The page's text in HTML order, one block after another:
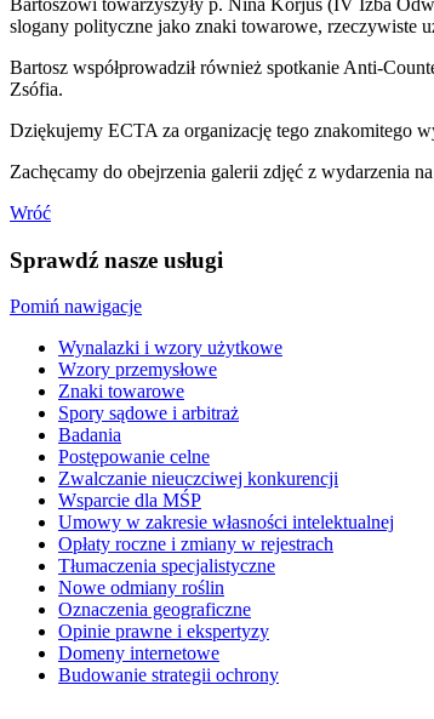
slogany polityczne jako znaki towarowe, rzeczywiste
Bartosz współprowadził również spotkanie Anti-
Zsófia.
Dziękujemy ECTA za organizację tego znakomitego
Zachęcamy do obejrzenia galerii zdjęć z wydarzenia
Wróć
Sprawdź nasze usługi
Pomiń nawigacje
Wynalazki i wzory użytkowe
Wzory przemysłowe
Znaki towarowe
Spory sądowe i arbitraż
Badania
Postępowanie celne
Zwalczanie nieuczciwej konkurencji
Wsparcie dla MŚP
Umowy w zakresie własności intelektualnej
Opłaty roczne i zmiany w rejestrach
Tłumaczenia specjalistyczne
Nowe odmiany roślin
Oznaczenia geograficzne
Opinie prawne i ekspertyzy
Domeny internetowe
Budowanie strategii ochrony